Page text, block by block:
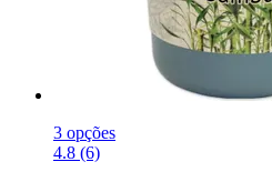
3 opções
4.8 (6)